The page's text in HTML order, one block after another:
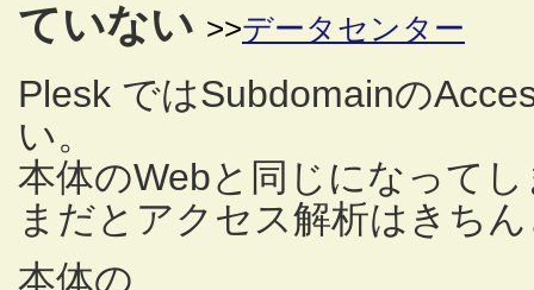
ていない >>データセンター
Plesk ではSubdomainの
い。
本体のWebと同じになって
まだとアクセス解析はきち
本体の